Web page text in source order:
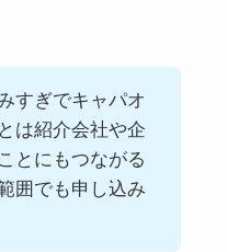
すぎでキャパオ
は紹介会社や企
とにもつながる
囲でも申し込み